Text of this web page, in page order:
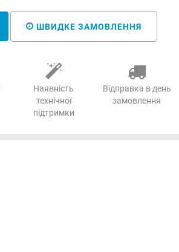
ШВИДКЕ ЗАМОВЛЕННЯ
Наявність
технічної
підтримки
Відправка в день
замовлення